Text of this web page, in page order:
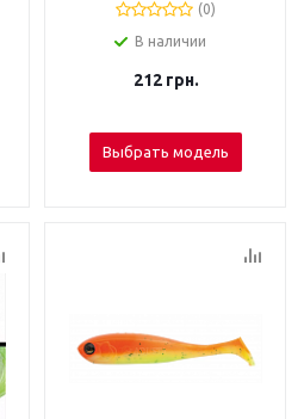
(0)
В наличии
212грн.
Выбрать модель